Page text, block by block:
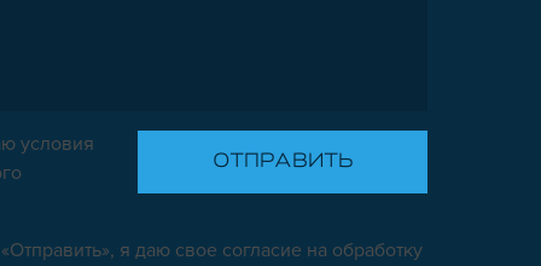
условия
я даю свое согласие на обработку